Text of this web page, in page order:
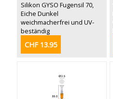
Silikon GYSO Fugensil 70,
Eiche Dunkel
weichmacherfrei und UV-
beständig
CHF 13.95